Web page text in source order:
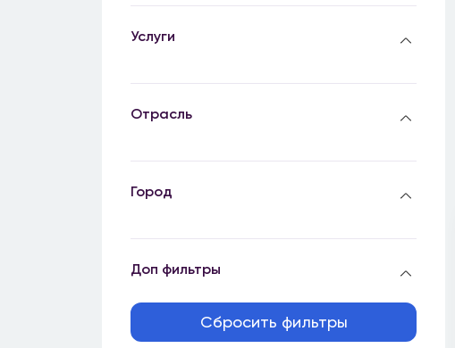
Услуги
Отрасль
Город
Доп фильтры
Сбросить фильтры